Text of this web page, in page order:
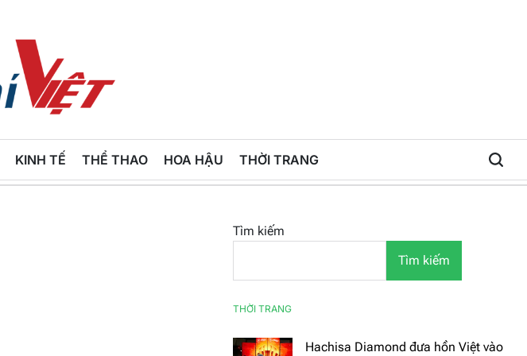
KINH TẾ THỂ THAO HOA HẬU THỜI TRANG
Tìm kiếm
Tìm kiếm
THỜI TRANG
Hachisa Diamond đưa hồn Việt vào